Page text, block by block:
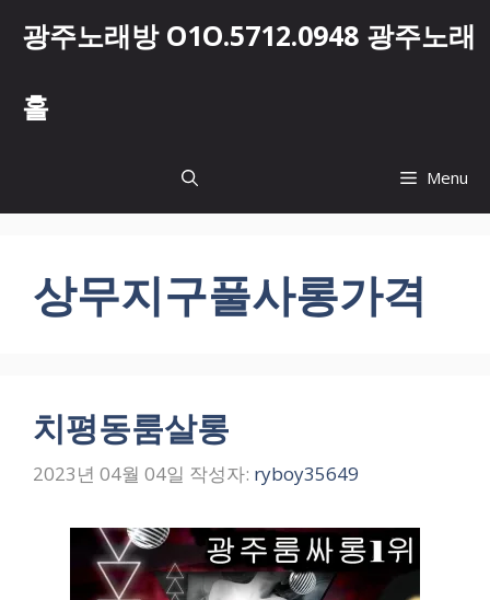
광주노래방 O1O.5712.0948 광주노래
홀
Menu
상무지구풀사롱가격
치평동룸살롱
2023년 04월 04일 작성자: ryboy35649